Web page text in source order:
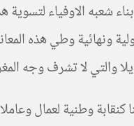
شعبه الاوفياء لتسوية
ونهائية وطي هذه
والتي لا تشرف وجه
كنقابة وطنية لعمال